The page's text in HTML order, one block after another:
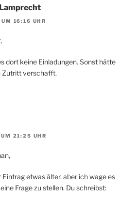
16:16 UHR
dort keine Einladungen. Sonst hätte
Zutritt verschafft.
21:25 UHR
Eintrag etwas älter, aber ich wage es
Frage zu stellen. Du schreibst: